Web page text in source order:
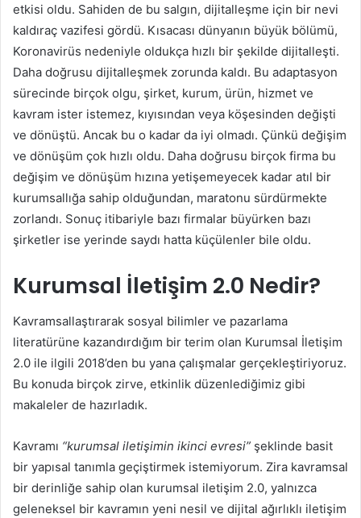
etkisi oldu. Sahiden de bu salgın, dijitalleşme için bir nevi
kaldıraç vazifesi gördü. Kısacası dünyanın büyük bölümü,
Koronavirüs nedeniyle oldukça hızlı bir şekilde dijitalleşti.
Daha doğrusu dijitalleşmek zorunda kaldı. Bu adaptasyon
sürecinde birçok olgu, şirket, kurum, ürün, hizmet ve
kavram ister istemez, kıyısından veya köşesinden değişti
ve dönüştü. Ancak bu o kadar da iyi olmadı. Çünkü değişim
ve dönüşüm çok hızlı oldu. Daha doğrusu birçok firma bu
değişim ve dönüşüm hızına yetişemeyecek kadar atıl bir
kurumsallığa sahip olduğundan, maratonu sürdürmekte
zorlandı. Sonuç itibariyle bazı firmalar büyürken bazı
şirketler ise yerinde saydı hatta küçülenler bile oldu.
Kurumsal İletişim 2.0 Nedir?
Kavramsallaştırarak sosyal bilimler ve pazarlama
literatürüne kazandırdığım bir terim olan Kurumsal İletişim
2.0 ile ilgili 2018’den bu yana çalışmalar gerçekleştiriyoruz.
Bu konuda birçok zirve, etkinlik düzenlediğimiz gibi
makaleler de hazırladık.
Kavramı “kurumsal iletişimin ikinci evresi” şeklinde basit
bir yapısal tanımla geçiştirmek istemiyorum. Zira kavramsal
bir derinliğe sahip olan kurumsal iletişim 2.0, yalnızca
geleneksel bir kavramın yeni nesil ve dijital ağırlıklı iletişim